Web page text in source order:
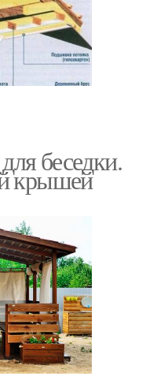
беседки.
крышей